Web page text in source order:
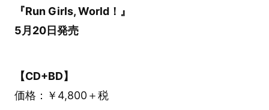
『Run Girls, World！』
5月20日発売
【CD+BD】
価格：￥4,800＋税